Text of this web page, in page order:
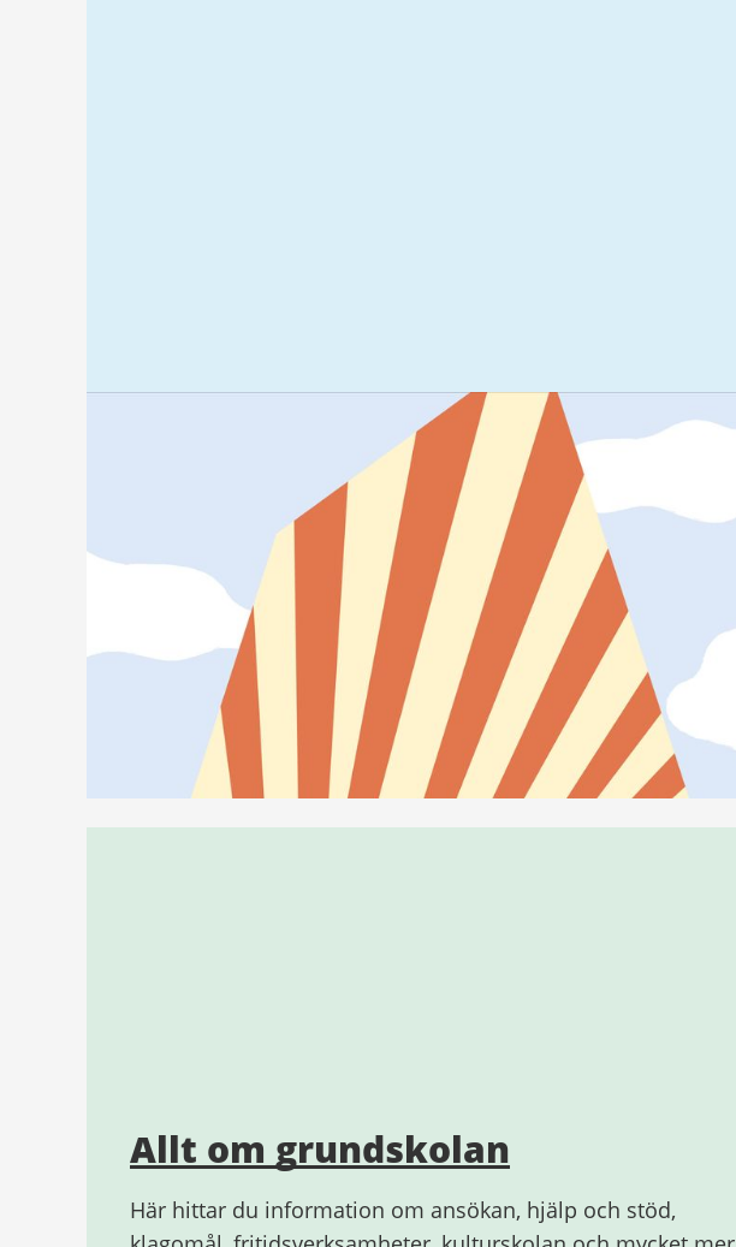
Allt om grundskolan
Här hittar du information om ansökan, hjälp och stöd,